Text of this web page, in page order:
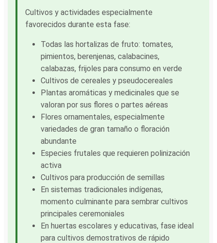
Cultivos y actividades especialmente
favorecidos durante esta fase:
Todas las hortalizas de fruto: tomates,
pimientos, berenjenas, calabacines,
calabazas, frijoles para consumo en verde
Cultivos de cereales y pseudocereales
Plantas aromáticas y medicinales que se
valoran por sus flores o partes aéreas
Flores ornamentales, especialmente
variedades de gran tamaño o floración
abundante
Especies frutales que requieren polinización
activa
Cultivos para producción de semillas
En sistemas tradicionales indígenas,
momento culminante para sembrar cultivos
principales ceremoniales
En huertas escolares y educativas, fase ideal
para cultivos demostrativos de rápido